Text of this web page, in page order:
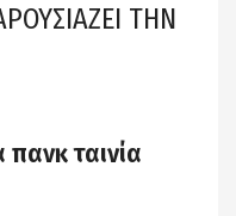
ΤΗΝ
ταινία